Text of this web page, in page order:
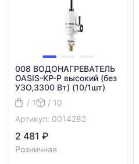
008 ВОДОНАГРЕВАТЕЛЬ
OASIS-KP-P высокий (без
УЗО,3300 Вт) (10/1шт)
/ 1
/ 10
Артикул: 0014282
2 481 ₽
Розничная